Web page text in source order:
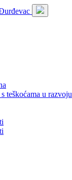
teškoćama u razvoju